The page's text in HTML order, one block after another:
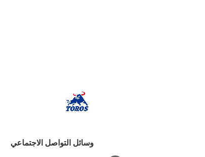
وسائل التواصل الاجتماعي